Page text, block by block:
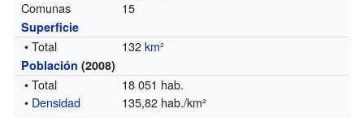
Comunas
15
Superficie
• Total 132km²
Población (2008)
• Total
18 051 hab.
• Densidad 135,82 hab./km²